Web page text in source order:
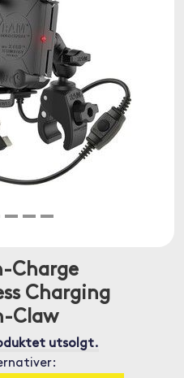
Charge
Charging
Claw
utsolgt.